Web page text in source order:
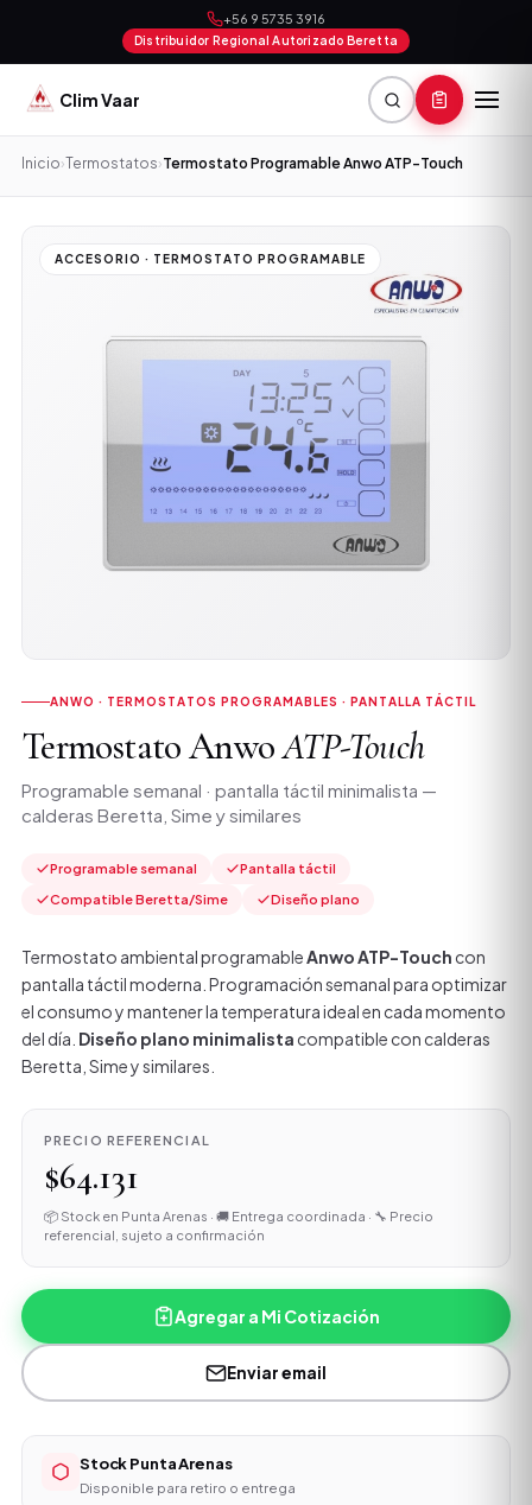
+56 9 5735 3916
Distribuidor Regional Autorizado Beretta
Clim Vaar
Inicio›Termostatos›Termostato Programable Anwo ATP-Touch
ACCESORIO · TERMOSTATO PROGRAMABLE
ANWO · TERMOSTATOS PROGRAMABLES · PANTALLA TÁCTIL
Termostato AnwoATP-Touch
Programable semanal · pantalla táctil minimalista —
calderas Beretta, Sime y similares
Programable semanal
Pantalla táctil
Compatible Beretta/Sime
Diseño plano
Termostato ambiental programableAnwo ATP-Touch con
pantalla táctil moderna. Programación semanal para optimizar
el consumo y mantener la temperatura ideal en cada momento
del día. Diseño plano minimalista compatible con calderas
Beretta, Sime y similares.
PRECIO REFERENCIAL
$64.131
📦 Stock en Punta Arenas · 🚚 Entrega coordinada · 🔧 Precio
referencial, sujeto a confirmación
Agregar a Mi Cotización
Enviar email
Stock Punta Arenas
Disponible para retiro o entrega